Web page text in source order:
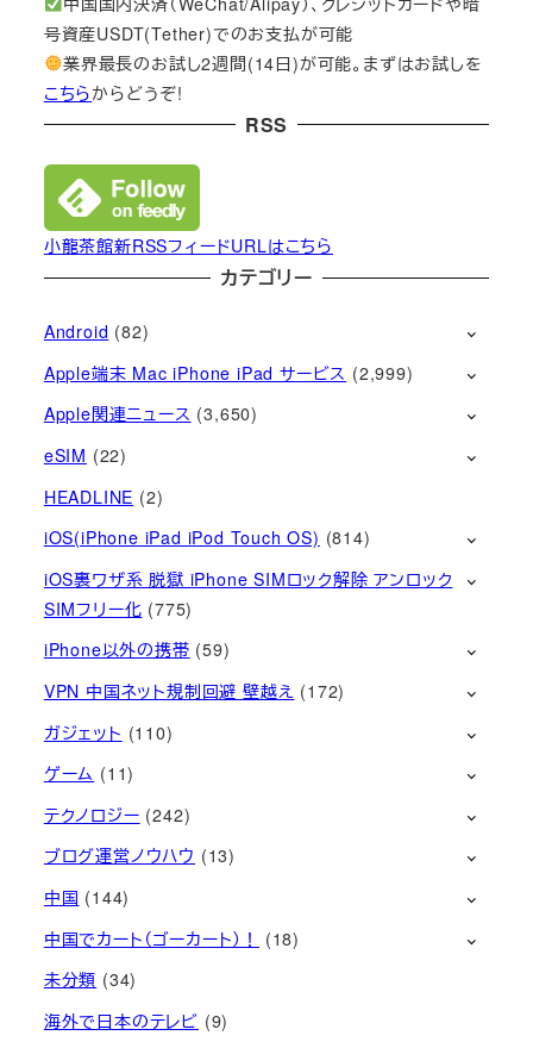
号資産USDT(Tether)でのお支払が可能
業界最長のお試し2週間(14日)が可能。まずはお試しを
こちらからどうぞ!
RSS
小龍茶館新RSSフィードURLはこちら
カテゴリー
Android (82)
Apple端末 Mac iPhone iPad サービス (2,999)
Apple関連ニュース (3,650)
eSIM (22)
HEADLINE (2)
iOS(iPhone iPad iPod Touch OS) (814)
iOS裏ワザ系 脱獄 iPhone SIMロック解除 アンロック
SIMフリー化 (775)
iPhone以外の携帯 (59)
VPN 中国ネット規制回避 壁越え (172)
ガジェット (110)
ゲーム (11)
テクノロジー (242)
ブログ運営ノウハウ (13)
中国 (144)
中国でカート（ゴーカート）！
(18)
未分類 (34)
海外で日本のテレビ (9)